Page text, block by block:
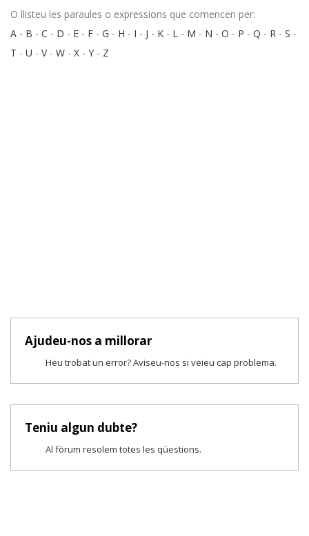
O llisteu les paraules o expressions que comencen per:
A - B - C - D - E - F - G - H - I - J - K - L - M - N - O - P - Q - R - S -
T - U - V- W - X - Y - Z
Ajudeu-nos a millorar
Heu trobat un error? Aviseu-nos si veieu cap problema.
Teniu algun dubte?
Al fòrum resolem totes les qüestions.